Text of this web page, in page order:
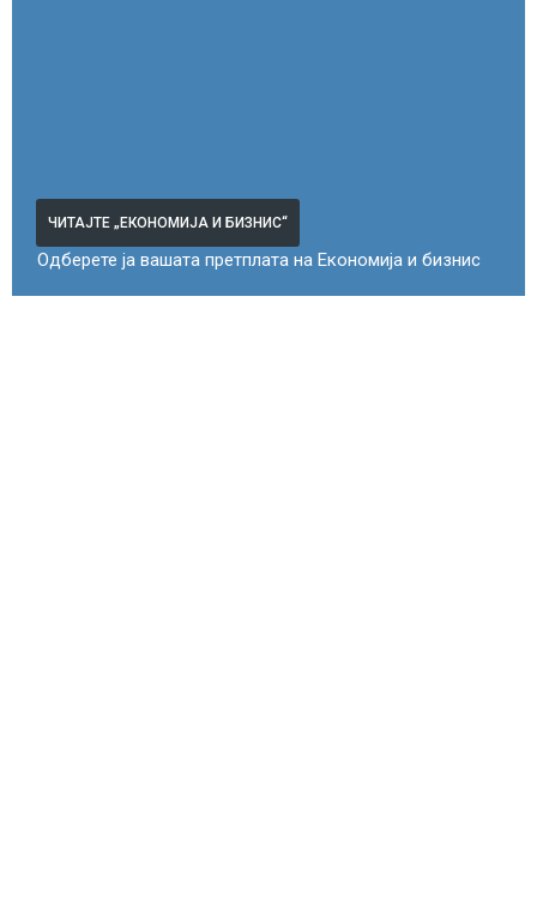
ЧИТАЈТЕ „ЕКОНОМИЈА И БИЗНИС“
Одберете ја вашата претплата на Економија и бизнис